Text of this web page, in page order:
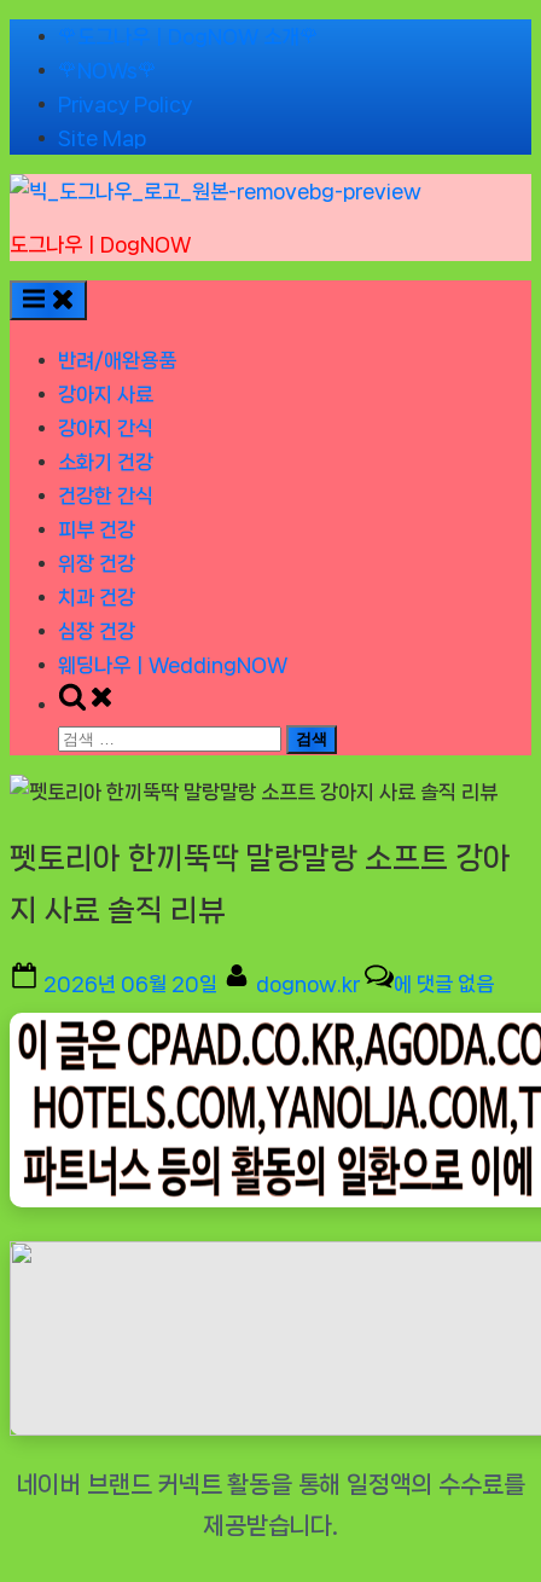
Skip
content
🌹도그나우ㅣDogNOW 소개🌹
🌹NOWs🌹
Privacy Policy
Site Map
도그나우ㅣDogNOW
반려/애완용품
강아지 사료
강아지 간식
소화기 건강
건강한 간식
피부 건강
위장 건강
치과 건강
심장 건강
웨딩나우ㅣWeddingNOW
Toggle
search
검
펫토리아 한끼뚝딱 말랑말랑 소프트 강아
지 사료 솔직 리뷰
Posted
on
2026년 06월 20일 By
dognow.kr
펫
토
리
한
끼
뚝
딱
말
강
에 댓글 없음